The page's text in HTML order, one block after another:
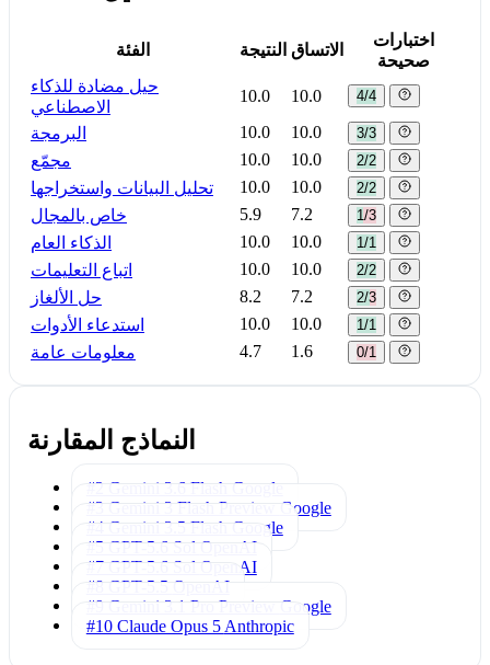
الفئة النتيجة الاتساق
اختبارات
صحيحة
حيل مضادة للذكاء
الاصطناعي
10.0 10.0 4/4
البرمجة 10.0 10.0 3/3
مجمّع 10.0 10.0 2/2
تحليل البيانات واستخراجها 10.0 10.0 2/2
خاص بالمجال 5.9 7.2 1/3
الذكاء العام 10.0 10.0 1/1
اتباع التعليمات 10.0 10.0 2/2
حل الألغاز 8.2 7.2 2/3
استدعاء الأدوات 10.0 10.0 1/1
معلومات عامة 4.7 1.6 0/1
النماذج المقارنة
#2 Gemini 3.6 Flash
Google
#3 Gemini 3 Flash Preview
Google
#4 Gemini 3.5 Flash
Google
#5 GPT-5.6 Sol OpenAI
#7 GPT-5.6 Sol OpenAI
#8 GPT-5.5 OpenAI
#9 Gemini 3.1 Pro Preview
Google
#10 Claude Opus 5 Anthropic